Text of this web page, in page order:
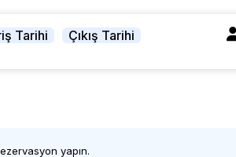
Tarihi Çıkış Tarihi
yapın.